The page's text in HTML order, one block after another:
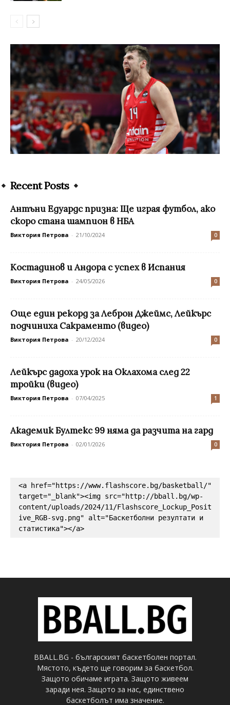
Recent Posts
Антъни Едуардс призна: Ще играя футбол, ако
скоро стана шампион в НБА
Виктория Петрова - 21/10/2024 0
Костадинов и Андора с успех в Испания
Виктория Петрова - 24/05/2026 0
Още един рекорд за Леброн Джеймс, Лейкърс
подчиниха Сакраменто (видео)
Виктория Петрова - 20/12/2024 0
Лейкърс дадоха урок на Оклахома след 22
тройки (видео)
Виктория Петрова - 07/04/2025 1
Академик Бултекс 99 няма да разчита на гард
Виктория Петрова - 02/01/2026 0
<a href="https://www.flashscore.bg/basketball/"
target="_blank"><img src="http://bball.bg/wp-
content/uploads/2024/11/Flashscore_Lockup_Posit
ive_RGB-svg.png" alt="Баскетболни резултати и
статистика"></a>
BBALL.BG - българският баскетболен портал.
Мястото, където ще говорим за баскетбол.
Защото обичаме играта. Защото живеем
заради нея. Защото за нас, единствено
баскетболът има значение.